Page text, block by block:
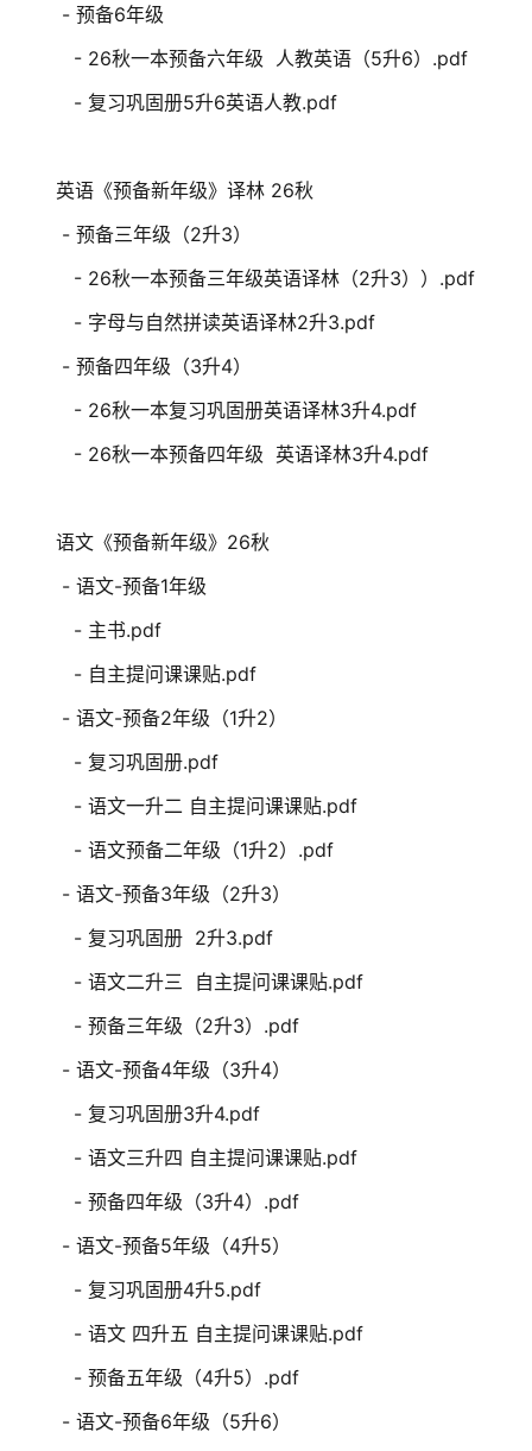
- 预备6年级
- 26秋一本预备六年级 人教英语（5升6）.pdf
- 复习巩固册5升6英语人教.pdf
英语《预备新年级》译林 26秋
- 预备三年级（2升3）
- 26秋一本预备三年级英语译林（2升3））.pdf
- 字母与自然拼读英语译林2升3.pdf
- 预备四年级（3升4）
- 26秋一本复习巩固册英语译林3升4.pdf
- 26秋一本预备四年级 英语译林3升4.pdf
语文《预备新年级》26秋
- 语文-预备1年级
- 主书.pdf
- 自主提问课课贴.pdf
- 语文-预备2年级（1升2）
- 复习巩固册.pdf
- 语文一升二 自主提问课课贴.pdf
- 语文预备二年级（1升2）.pdf
- 语文-预备3年级（2升3）
- 复习巩固册 2升3.pdf
- 语文二升三 自主提问课课贴.pdf
- 预备三年级（2升3）.pdf
- 语文-预备4年级（3升4）
- 复习巩固册3升4.pdf
- 语文三升四 自主提问课课贴.pdf
- 预备四年级（3升4）.pdf
- 语文-预备5年级（4升5）
- 复习巩固册4升5.pdf
- 语文 四升五 自主提问课课贴.pdf
- 预备五年级（4升5）.pdf
- 语文-预备6年级（5升6）